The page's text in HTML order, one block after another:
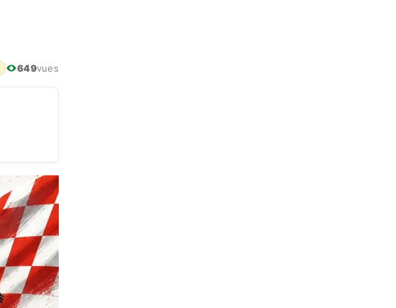
649vues